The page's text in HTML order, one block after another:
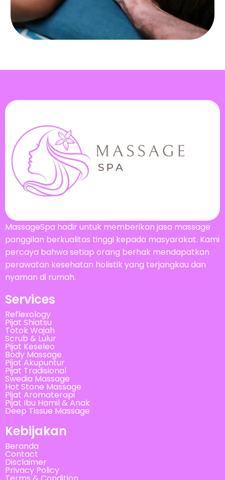
MassageSpa hadir untuk memberikan jasa massage
panggilan berkualitas tinggi kepada masyarakat. Kami
percaya bahwa setiap orang berhak mendapatkan
perawatan kesehatan holistik yang terjangkau dan
nyaman di rumah.
Services
Reflexology
Pijat Shiatsu
Totok Wajah
Scrub & Lulur
Pijat Keseleo
Body Massage
Pijat Akupuntur
Pijat Tradisional
Swedia Massage
Hot Stone Massage
Pijat Aromaterapi
Pijat Ibu Hamil & Anak
Deep Tissue Massage
Kebijakan
Beranda
Contact
Disclaimer
Privacy Policy